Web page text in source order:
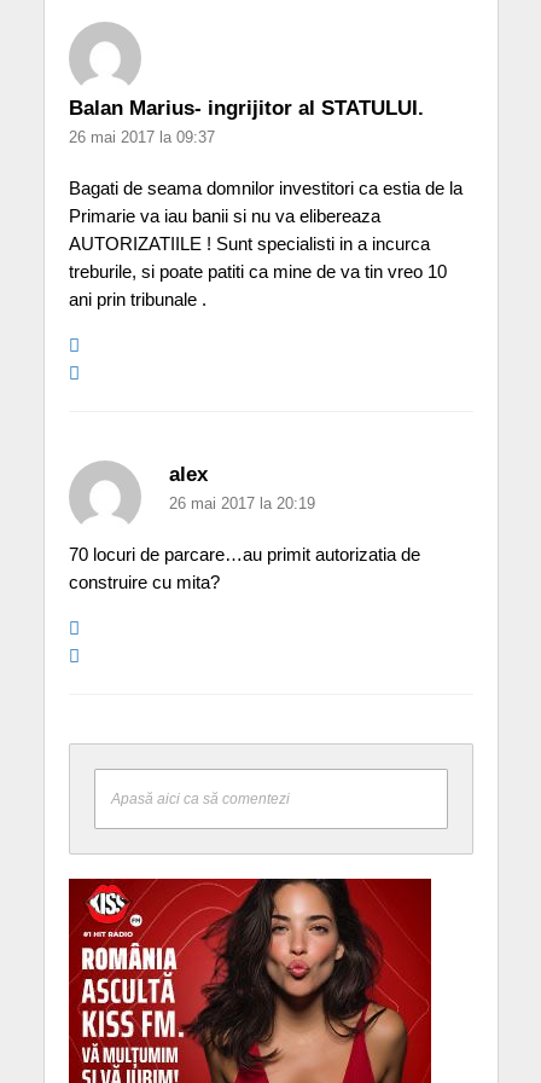
Balan Marius- ingrijitor al STATULUI.
26 mai 2017 la 09:37
Bagati de seama domnilor investitori ca estia de la
Primarie va iau banii si nu va elibereaza
AUTORIZATIILE ! Sunt specialisti in a incurca
treburile, si poate patiti ca mine de va tin vreo 10
ani prin tribunale .
alex
26 mai 2017 la 20:19
70 locuri de parcare…au primit autorizatia de
construire cu mita?
Apasă aici ca să comentezi